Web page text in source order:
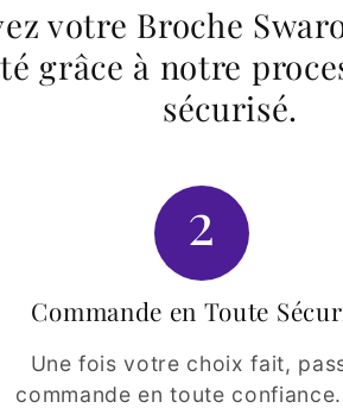
votre Broche
grâce à notre
sécurisé.
2
Commande en Toute
Une fois votre choix fait,
commande en toute